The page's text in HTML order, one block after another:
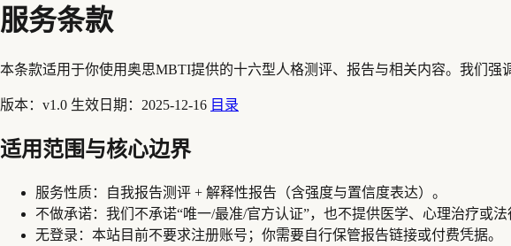
服务条款
本条款适用于你使用奥思MBTI提供的十六型人格测评、报告与相关内容。我们强
版本：v1.0 生效日期：2025-12-16 目录
适用范围与核心边界
服务性质：
自我报告测评 + 解释性报告（含强度与置信度表达）。
不做承诺： 我们不承诺“唯一/最准/官方认证”，也不提供医学、心理治疗或法
无登录： 本站目前不要求注册账号；你需要自行保管报告链接或付费凭据。